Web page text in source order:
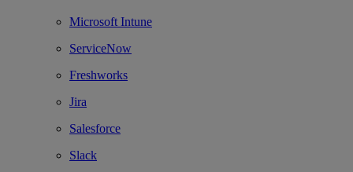
Microsoft Intune
ServiceNow
Freshworks
Jira
Salesforce
Slack